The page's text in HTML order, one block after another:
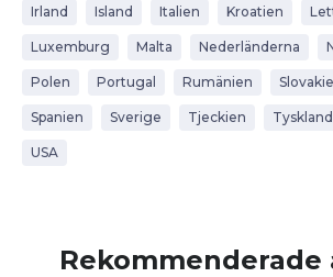
Irland Island Italien Kroatien
Luxemburg Malta Nederländerna
Polen Portugal Rumänien
Spanien Sverige Tjeckien Tyskland
USA